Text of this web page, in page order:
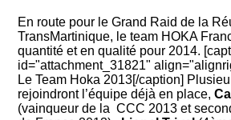
En route pour le Grand Raid de la
TransMartinique, le team HOKA
quantité et en qualité pour 2014.
id="attachment_31821"
Le Team Hoka 2013[/caption]
rejoindront l’équipe déjà en place,
(vainqueur de la CCC 2013 et